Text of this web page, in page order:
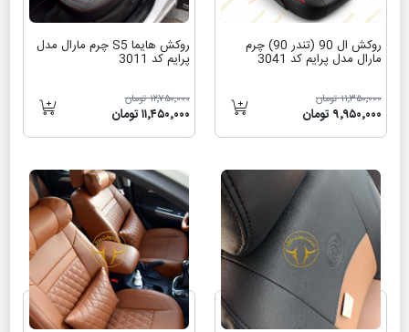
روکش ال 90 (تندر 90) چرم
مارال مدل پرایم کد 3041
۱۱٬۳۵۰٬۰۰۰ تومان
۹٬۹۵۰٬۰۰۰ تومان
روکش هایما S5 چرم مارال مدل
پرایم کد 3011
۱۲٬۷۵۰٬۰۰۰ تومان
۱۱٬۴۵۰٬۰۰۰ تومان